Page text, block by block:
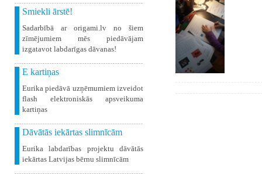
Smiekli ārstē!
Sadarbībā ar origami.lv no šiem
zīmējumiem mēs piedāvājam
izgatavot labdarīgas dāvanas!
E kartiņas
Eurika piedāvā uzņēmumiem izveidot
flash elektroniskās apsveikuma
kartiņas
Dāvātās iekārtas slimnīcām
Eurika labdarības projektu dāvātās
iekārtas Latvijas bērnu slimnīcām